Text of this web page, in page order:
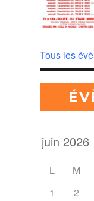
Tous les
L M
1
2